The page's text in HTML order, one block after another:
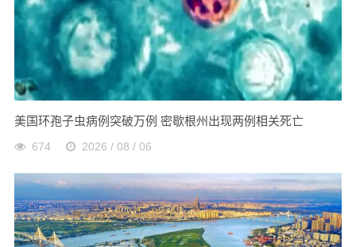
美国环孢子虫病例突破万例 密歇根州出现两例相关死亡
674 2026 / 08 / 06